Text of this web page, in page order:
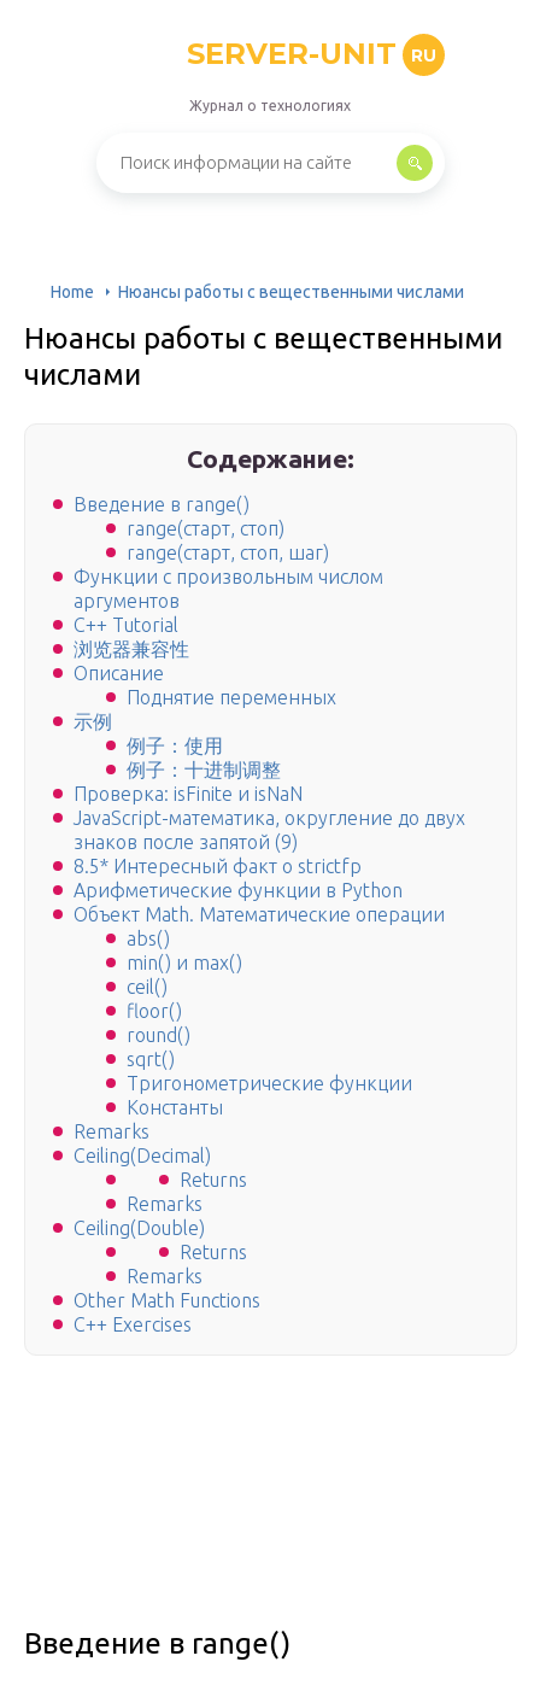
SERVER-UNIT RU
Журнал о технологиях
Home Нюансы работы с вещественными числами
Нюансы работы с вещественными
числами
Содержание:
Введение в range()
range(старт, стоп)
range(старт, стоп, шаг)
Функции с произвольным числом
аргументов
C++ Tutorial
浏览器兼容性
Описание
Поднятие переменных
示例
例子：使用
例子：十进制调整
Проверка: isFinite и isNaN
JavaScript-математика, округление до двух
знаков после запятой (9)
8.5* Интересный факт о strictfp
Арифметические функции в Python
Объект Math. Математические операции
abs()
min() и max()
ceil()
floor()
round()
sqrt()
Тригонометрические функции
Константы
Remarks
Ceiling(Decimal)
Returns
Remarks
Ceiling(Double)
Returns
Remarks
Other Math Functions
C++ Exercises
Введение в range()